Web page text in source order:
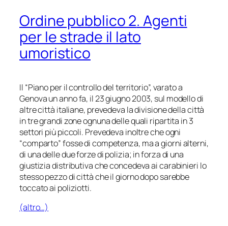
Ordine pubblico 2. Agenti
per le strade il lato
umoristico
Il “Piano per il controllo del territorio”, varato a
Genova un anno fa, il 23 giugno 2003, sul modello di
altre città italiane, prevedeva la divisione della città
in tre grandi zone ognuna delle quali ripartita in 3
settori più piccoli. Prevedeva inoltre che ogni
“comparto” fosse di competenza, ma a giorni alterni,
di una delle due forze di polizia; in forza di una
giustizia distributiva che concedeva ai carabinieri lo
stesso pezzo di città che il giorno dopo sarebbe
toccato ai poliziotti.
(altro…)